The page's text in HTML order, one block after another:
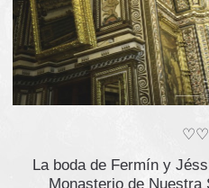
La boda de Fermín y
Monasterio de Nuestra